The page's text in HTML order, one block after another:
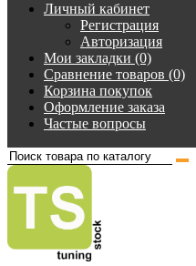
Личный кабинет
Регистрация
Авторизация
Мои закладки (0)
Сравнение товаров (0)
Корзина покупок
Оформление заказа
Частые вопросы